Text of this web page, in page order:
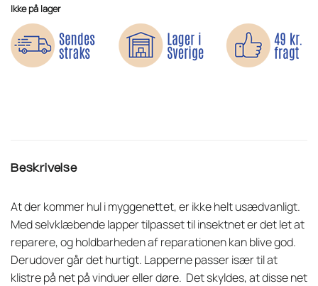
Ikke på lager
Beskrivelse
At der kommer hul i myggenettet, er ikke helt usædvanligt.
Med selvklæbende lapper tilpasset til insektnet er det let at
reparere, og holdbarheden af reparationen kan blive god.
Derudover går det hurtigt. Lapperne passer især til at
klistre på net på vinduer eller døre. Det skyldes, at disse net